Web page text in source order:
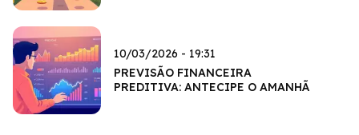
10/03/2026 - 19:31
PREVISÃO FINANCEIRA
PREDITIVA: ANTECIPE O AMANHÃ